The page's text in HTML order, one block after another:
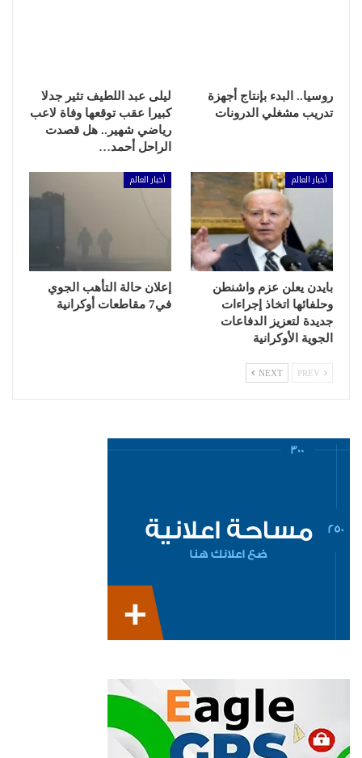
روسيا.. البدء بإنتاج أجهزة
تدريب مشغلي الدرونات
ليلى عبد اللطيف تثير جدلا
كبيرا عقب توقعها وفاة لاعب
رياضي شهير.. هل قصدت
الراحل أحمد…
أخبار العالم
بايدن يعلن عزم واشنطن
وحلفائها اتخاذ إجراءات
جديدة لتعزيز الدفاعات
الجوية الأوكرانية
أخبار العالم
إعلان حالة التأهب الجوي
في7 مقاطعات أوكرانية
NEXT